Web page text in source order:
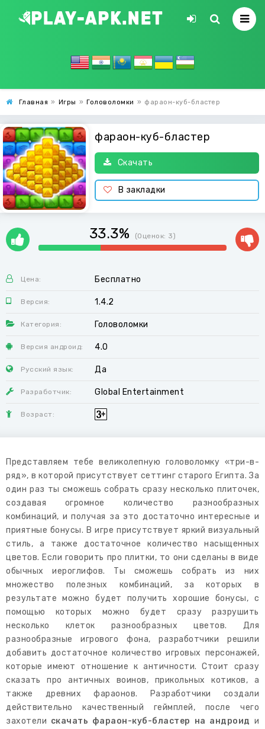
Главная » Игры » Головоломки » фараон-куб-бластер
фараон-куб-бластер
Скачать
В закладки
33.3% (Оценок: 3)
Цена: Бесплатно
Версия: 1.4.2
Категория: Головоломки
Версия андроид: 4.0
Русский язык: Да
Разработчик: Global Entertainment
Возраст:
Представляем тебе великолепную головоломку «три-в-
ряд», в которой присутствует сеттинг старого Египта. За
один раз ты сможешь собрать сразу несколько плиточек,
создавая огромное количество разнообразных
комбинаций, и получая за это достаточно интересные и
приятные бонусы. В игре присутствует яркий визуальный
стиль, а также достаточное количество насыщенных
цветов. Если говорить про плитки, то они сделаны в виде
обычных иероглифов. Ты сможешь собрать из них
множество полезных комбинаций, за которых в
результате можно будет получить хорошие бонусы, с
помощью которых можно будет сразу разрушить
несколько клеток разнообразных цветов. Для
разнообразные игрового фона, разработчики решили
добавить достаточное количество игровых персонажей,
которые имеют отношение к античности. Стоит сразу
сказать про античных воинов, прикольных котиков, а
также древних фараонов. Разработчики создали
действительно качественный геймплей, после чего
захотели скачать фараон-куб-бластер на андроид и